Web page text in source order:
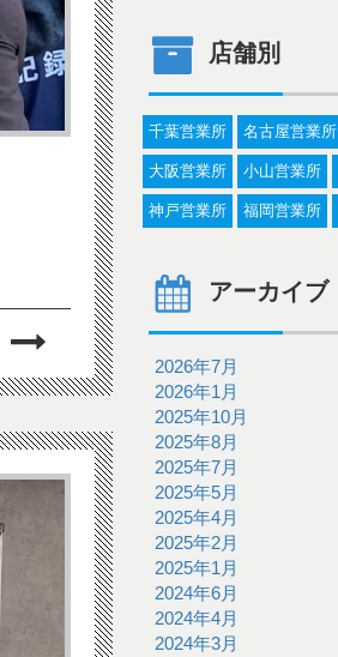
店舗別
千葉営業所 名古屋営業所
大阪営業所 小山営業所
神戸営業所 福岡営業所
アーカイブ
2026年7月
2026年1月
2025年10月
2025年8月
2025年7月
2025年5月
2025年4月
2025年2月
2025年1月
2024年6月
2024年4月
2024年3月